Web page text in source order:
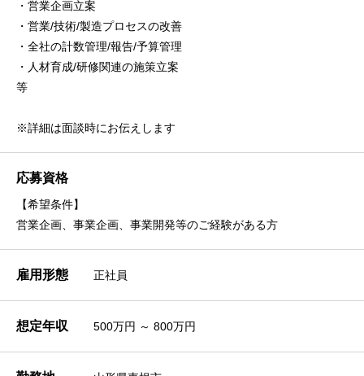
・営業企画立案
・営業/技術/製造プロセスの改善
・全社の計数管理/報告/予算管理
・人材育成/研修関連の施策立案
等
※詳細は面談時にお伝えします
応募資格
【希望条件】
営業企画、事業企画、事業開発等のご経験がある方
雇用形態 正社員
想定年収 500万円 ～ 800万円